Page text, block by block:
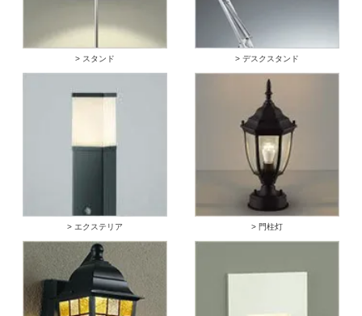
> スタンド > デスクスタンド
> エクステリア > 門柱灯